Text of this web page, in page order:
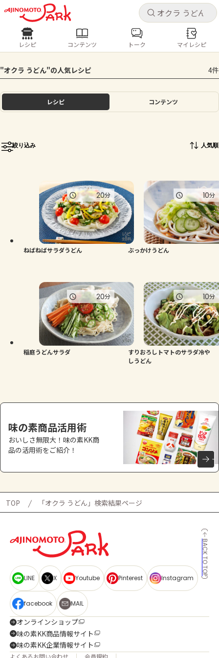
キャ
ログインするとレシピを保存できます
ログイン
ホーム
トーク
よくあるお問い合わせ
お買い物
キャ
レシピ コンテンツ
人気の食材・レシピ
きゅうり なす トマト とうもろこし
ピーマン
レシピ コンテンツ トーク マイレシピ
"オクラ うどん"の人気レシピ 4件
レシピ コンテンツ
絞り込み 人気順
ねばねばサラダうどん
20分
ぶっかけうどん
10分
稲庭うどんサラダ
20分
すりおろしトマトのサラダ冷や
しうどん
10分
味の素商品活用術
おいしさ無限大！味の素KK商
品の活用術をご紹介！
TOP 「オクラ うどん」検索結果ページ
BACK TO TOP
LINE X Youtube Pinterest Instagram
facebook MAIL
オンラインショップ
味の素KK商品情報サイト
味の素KK企業情報サイト
よくあるお問い合わせ 会員規約